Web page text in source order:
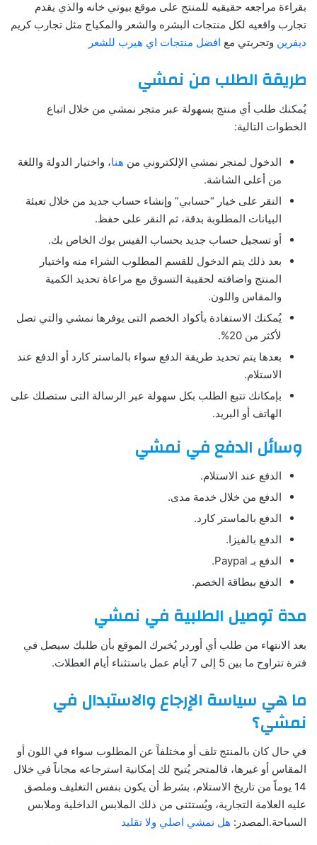
بقراءة مراجعه حقيقيه للمنتج على موقع بيوتي خانه والذي يقدم
تجارب واقعيه لكل منتجات البشره والشعر والمكياج مثل تجارب كريم
ديفرين وتجربتي مع افضل منتجات اي هيرب للشعر
طريقة الطلب من نمشي
يُمكنك طلب أي منتج بسهولة عبر متجر نمشي من خلال اتباع
الخطوات التالية:
الدخول لمتجر نمشي الإلكتروني من هنا، واختيار الدولة واللغة
من أعلى الشاشة.
النقر على خيار “حسابي” وإنشاء حساب جديد من خلال تعبئة
البيانات المطلوبة بدقة، ثم النقر على حفظ.
أو تسجيل حساب جديد بحساب الفيس بوك الخاص بك.
بعد ذلك يتم الدخول للقسم المطلوب الشراء منه واختيار
المنتج واضافته لحقيبة التسوق مع مراعاة تحديد الكمية
والمقاس واللون.
يُمكنك الاستفادة بأكواد الخصم التى يوفرها نمشي والتي تصل
لأكثر من 20%.
بعدها يتم تحديد طريقة الدفع سواء بالماستر كارد أو الدفع عند
الاستلام.
بإمكانك تتبع الطلب بكل سهولة عبر الرسالة التى ستصلك على
الهاتف أو البريد.
وسائل الدفع في نمشي
الدفع عند الاستلام.
الدفع من خلال خدمة مدى.
الدفع بالماستر كارد.
الدفع بالفيزا.
الدفع بـ Paypal.
الدفع ببطاقة الخصم.
مدة توصيل الطلبية في نمشي
بعد الانتهاء من طلب أي أوردر يُخبرك الموقع بأن طلبك سيصل في
فترة تتراوح ما بين 5 إلى 7 أيام عمل باستثناء أيام العطلات.
ما هي سياسة الإرجاع والاستبدال في
نمشي؟
في حال كان بالمنتج تلف أو مختلفاً عن المطلوب سواء في اللون أو
المقاس أو غيرها، فالمتجر يُتيح لك إمكانية استرجاعه مجاناً في خلال
14 يوماً من تاريخ الاستلام، بشرط أن يكون بنفس التغليف وملصق
عليه العلامة التجارية، ويُستثنى من ذلك الملابس الداخلية وملابس
السباحة.المصدر: هل نمشي اصلي ولا تقليد